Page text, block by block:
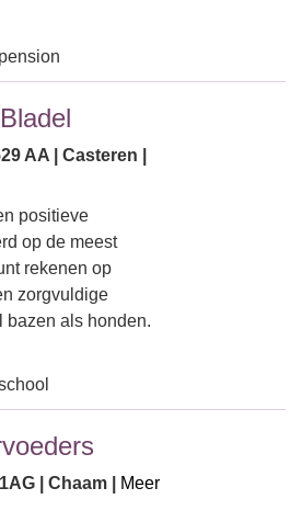
AA | Casteren |
positieve
op de meest
rekenen op
zorgvuldige
bazen als honden.
| Chaam |
Meer